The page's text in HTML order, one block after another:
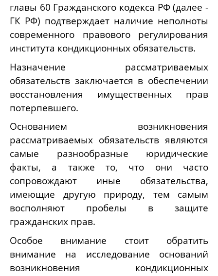
главы 60 Гражданского кодекса РФ (далее -
ГК РФ) подтверждает наличие неполноты
современного правового регулирования
института кондикционных обязательств.
Назначение рассматриваемых
обязательств заключается в обеспечении
восстановления имущественных прав
потерпевшего.
Основанием возникновения
рассматриваемых обязательств являются
самые разнообразные юридические
факты, а также то, что они часто
сопровождают иные обязательства,
имеющие другую природу, тем самым
восполняют пробелы в защите
гражданских прав.
Особое внимание стоит обратить
внимание на исследование оснований
возникновения кондикционных